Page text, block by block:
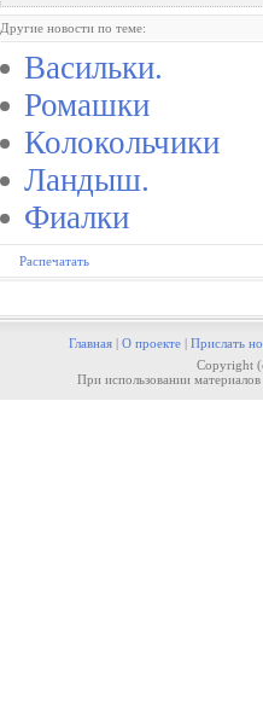
Другие новости по теме:
Васильки.
Ромашки
Колокольчики
Ландыш.
Фиалки
Распечатать
Главная| О проекте| Прислать
Copyright
При использовании